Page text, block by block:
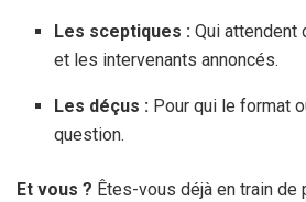
Les sceptiques : Qui attendent
et les intervenants annoncés.
Les déçus : Pour qui le format
question.
Et vous ? Êtes-vous déjà en train